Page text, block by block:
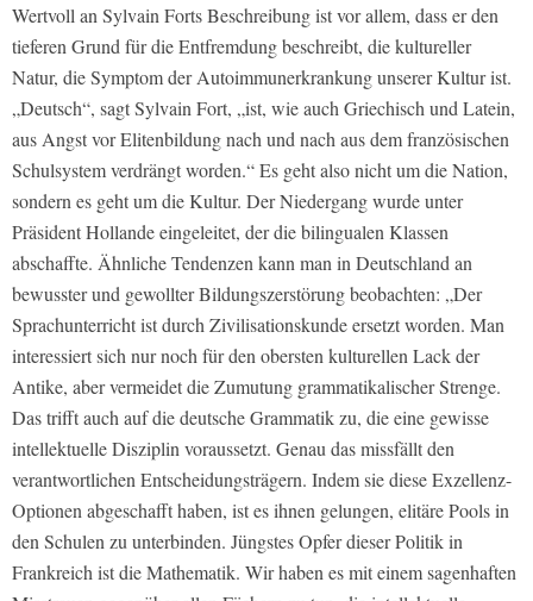
Wertvoll an Sylvain Forts Beschreibung ist vor allem, dass er den
tieferen Grund für die Entfremdung beschreibt, die kultureller
Natur, die Symptom der Autoimmunerkrankung unserer Kultur ist.
„Deutsch“, sagt Sylvain Fort, „ist, wie auch Griechisch und Latein,
aus Angst vor Elitenbildung nach und nach aus dem französischen
Schulsystem verdrängt worden.“ Es geht also nicht um die Nation,
sondern es geht um die Kultur. Der Niedergang wurde unter
Präsident Hollande eingeleitet, der die bilingualen Klassen
abschaffte. Ähnliche Tendenzen kann man in Deutschland an
bewusster und gewollter Bildungszerstörung beobachten: „Der
Sprachunterricht ist durch Zivilisationskunde ersetzt worden. Man
interessiert sich nur noch für den obersten kulturellen Lack der
Antike, aber vermeidet die Zumutung grammatikalischer Strenge.
Das trifft auch auf die deutsche Grammatik zu, die eine gewisse
intellektuelle Disziplin voraussetzt. Genau das missfällt den
verantwortlichen Entscheidungsträgern. Indem sie diese Exzellenz-
Optionen abgeschafft haben, ist es ihnen gelungen, elitäre Pools in
den Schulen zu unterbinden. Jüngstes Opfer dieser Politik in
Frankreich ist die Mathematik. Wir haben es mit einem sagenhaften